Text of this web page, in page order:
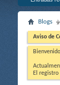
Blogs
Aviso de
El